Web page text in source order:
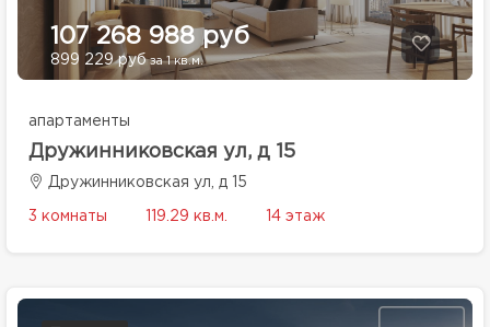
107 268 988 руб
899 229 рубза 1 кв.м.
апартаменты
Дружинниковская ул, д 15
Дружинниковская ул, д 15
3 комнаты 119.29 кв.м. 14 этаж